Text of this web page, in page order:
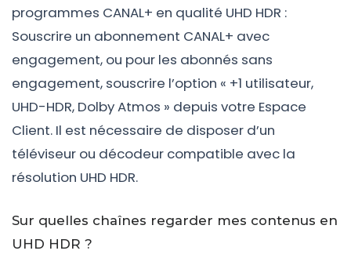
programmes CANAL+ en qualité UHD HDR :
Souscrire un abonnement CANAL+ avec
engagement, ou pour les abonnés sans
engagement, souscrire l’option « +1 utilisateur,
UHD-HDR, Dolby Atmos » depuis votre Espace
Client. Il est nécessaire de disposer d’un
téléviseur ou décodeur compatible avec la
résolution UHD HDR.
Sur quelles chaînes regarder mes contenus en
UHD HDR ?